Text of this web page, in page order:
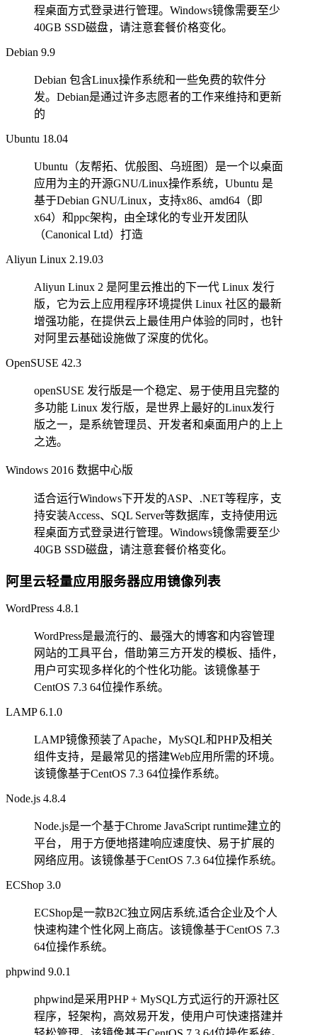
程桌面方式登录进行管理。Windows镜像需要至少
40GB SSD磁盘，请注意套餐价格变化。
Debian 9.9
Debian 包含Linux操作系统和一些免费的软件分
发。Debian是通过许多志愿者的工作来维持和更新
的
Ubuntu 18.04
Ubuntu（友帮拓、优般图、乌班图）是一个以桌面
应用为主的开源GNU/Linux操作系统，Ubuntu 是
基于Debian GNU/Linux，支持x86、amd64（即
x64）和ppc架构，由全球化的专业开发团队
（Canonical Ltd）打造
Aliyun Linux 2.19.03
Aliyun Linux 2 是阿里云推出的下一代 Linux 发行
版，它为云上应用程序环境提供 Linux 社区的最新
增强功能，在提供云上最佳用户体验的同时，也针
对阿里云基础设施做了深度的优化。
OpenSUSE 42.3
openSUSE 发行版是一个稳定、易于使用且完整的
多功能 Linux 发行版，是世界上最好的Linux发行
版之一，是系统管理员、开发者和桌面用户的上上
之选。
Windows 2016 数据中心版
适合运行Windows下开发的ASP、.NET等程序，支
持安装Access、SQL Server等数据库，支持使用远
程桌面方式登录进行管理。Windows镜像需要至少
40GB SSD磁盘，请注意套餐价格变化。
阿里云轻量应用服务器应用镜像列表
WordPress 4.8.1
WordPress是最流行的、最强大的博客和内容管理
网站的工具平台，借助第三方开发的模板、插件，
用户可实现多样化的个性化功能。该镜像基于
CentOS 7.3 64位操作系统。
LAMP 6.1.0
LAMP镜像预装了Apache，MySQL和PHP及相关
组件支持，是最常见的搭建Web应用所需的环境。
该镜像基于CentOS 7.3 64位操作系统。
Node.js 4.8.4
Node.js是一个基于Chrome JavaScript runtime建立的
平台， 用于方便地搭建响应速度快、易于扩展的
网络应用。该镜像基于CentOS 7.3 64位操作系统。
ECShop 3.0
ECShop是一款B2C独立网店系统,适合企业及个人
快速构建个性化网上商店。该镜像基于CentOS 7.3
64位操作系统。
phpwind 9.0.1
phpwind是采用PHP + MySQL方式运行的开源社区
程序，轻架构，高效易开发，使用户可快速搭建并